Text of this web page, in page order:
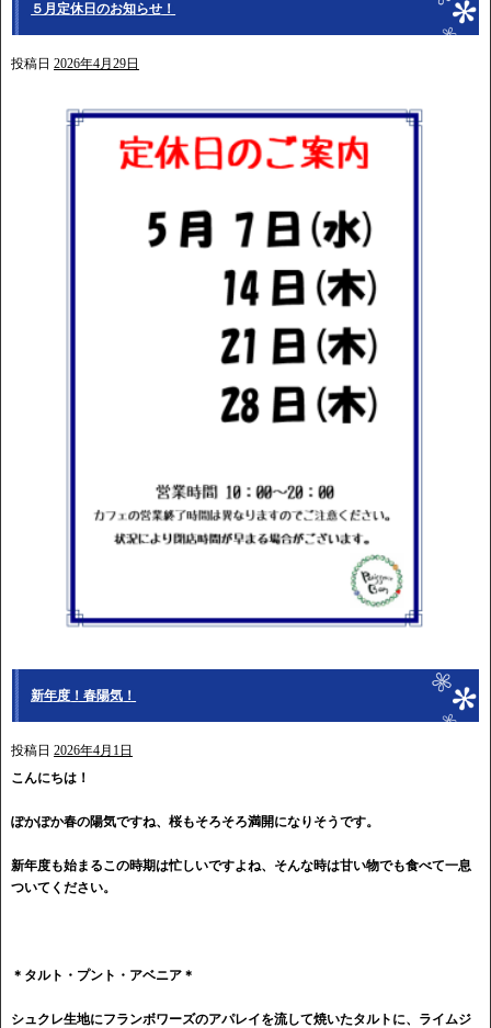
５月定休日のお知らせ！
投稿日 2026年4月29日
新年度！春陽気！
投稿日 2026年4月1日
こんにちは！
ぽかぽか春の陽気ですね、桜もそろそろ満開になりそうです。
新年度も始まるこの時期は忙しいですよね、そんな時は甘い物でも食べて一息
ついてください。
＊タルト・プント・アベニア＊
シュクレ生地にフランボワーズのアパレイを流して焼いたタルトに、ライムジ